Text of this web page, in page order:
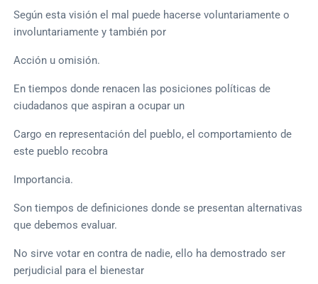
Según esta visión el mal puede hacerse voluntariamente o
involuntariamente y también por
Acción u omisión.
En tiempos donde renacen las posiciones políticas de
ciudadanos que aspiran a ocupar un
Cargo en representación del pueblo, el comportamiento de
este pueblo recobra
Importancia.
Son tiempos de definiciones donde se presentan alternativas
que debemos evaluar.
No sirve votar en contra de nadie, ello ha demostrado ser
perjudicial para el bienestar